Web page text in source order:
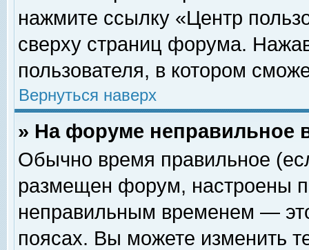
нажмите ссылку «Центр
сверху страниц форума.
пользователя, в котором
Вернуться наверх
» На форуме неправильное
Обычно время правильное
размещен форум, настроены
неправильным временем —
поясах. Вы можете изменить